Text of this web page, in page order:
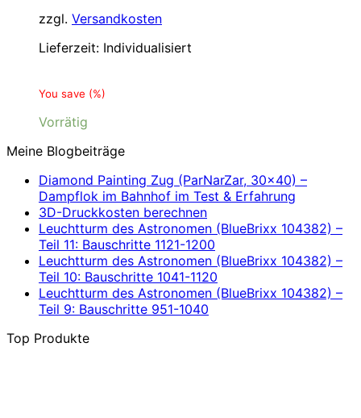
zzgl. Versandkosten
Lieferzeit: Individualisiert
You save (%)
Vorrätig
Meine Blogbeiträge
Diamond Painting Zug (ParNarZar, 30×40) –
Dampflok im Bahnhof im Test & Erfahrung
3D-Druckkosten berechnen
Leuchtturm des Astronomen (BlueBrixx 104382) –
Teil 11: Bauschritte 1121-1200
Leuchtturm des Astronomen (BlueBrixx 104382) –
Teil 10: Bauschritte 1041-1120
Leuchtturm des Astronomen (BlueBrixx 104382) –
Teil 9: Bauschritte 951-1040
Top Produkte